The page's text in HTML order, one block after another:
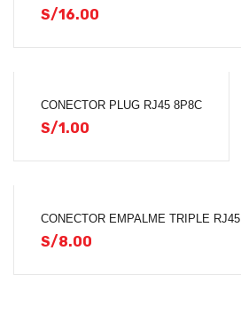
S/16.00
CONECTOR PLUG RJ45 8P8C
S/1.00
CONECTOR EMPALME TRIPLE RJ45
S/8.00